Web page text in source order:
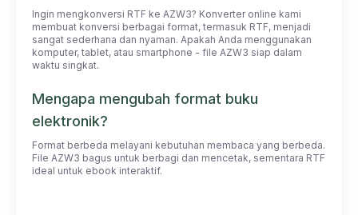
Ingin mengkonversi RTF ke AZW3? Konverter online kami
membuat konversi berbagai format, termasuk RTF, menjadi
sangat sederhana dan nyaman. Apakah Anda menggunakan
komputer, tablet, atau smartphone - file AZW3 siap dalam
waktu singkat.
Mengapa mengubah format buku
elektronik?
Format berbeda melayani kebutuhan membaca yang berbeda.
File AZW3 bagus untuk berbagi dan mencetak, sementara RTF
ideal untuk ebook interaktif.